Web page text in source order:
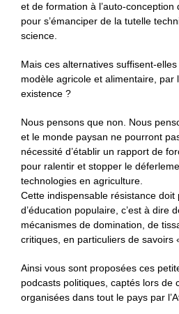
et de formation à l’auto-conception
pour s’émanciper de la tutelle
science.
Mais ces alternatives suffisent-
modèle agricole et alimentaire, par
existence ?
Nous pensons que non. Nous
et le monde paysan ne pourront
nécessité d’établir un rapport de
pour ralentir et stopper le
technologies en agriculture.
Cette indispensable résistance
d’éducation populaire, c’est à dire
mécanismes de domination, de
critiques, en particuliers de savoirs
Ainsi vous sont proposées ces
podcasts politiques, captés lors de
organisées dans tout le pays par